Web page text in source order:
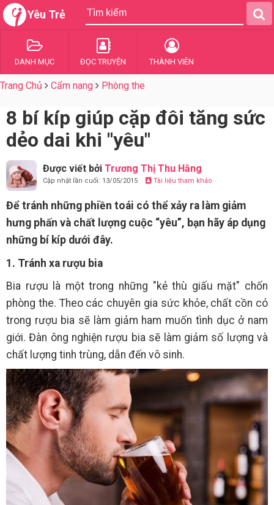
Yêu Trẻ
DANH MỤC ĐỌC TRUYỆN THÀNH VIÊN
Trang Chủ Cẩm nang Phòng the
8 bí kíp giúp cặp đôi tăng sức
dẻo dai khi "yêu"
Được viết bởi Trương Thị Thu Hằng
Cập nhật lần cuối: 13/05/2015 Tài liệu tham khảo
Để tránh những phiền toái có thể xảy ra làm giảm
hưng phấn và chất lượng cuộc “yêu”, bạn hãy áp dụng
những bí kíp dưới đây.
1. Tránh xa rượu bia
Bia rượu là một trong những "kẻ thù giấu mặt" chốn
phòng the. Theo các chuyên gia sức khỏe, chất cồn có
trong rượu bia sẽ làm giảm ham muốn tình dục ở nam
giới. Đàn ông nghiện rượu bia sẽ làm giảm số lượng và
chất lượng tinh trùng, dẫn đến vô sinh.